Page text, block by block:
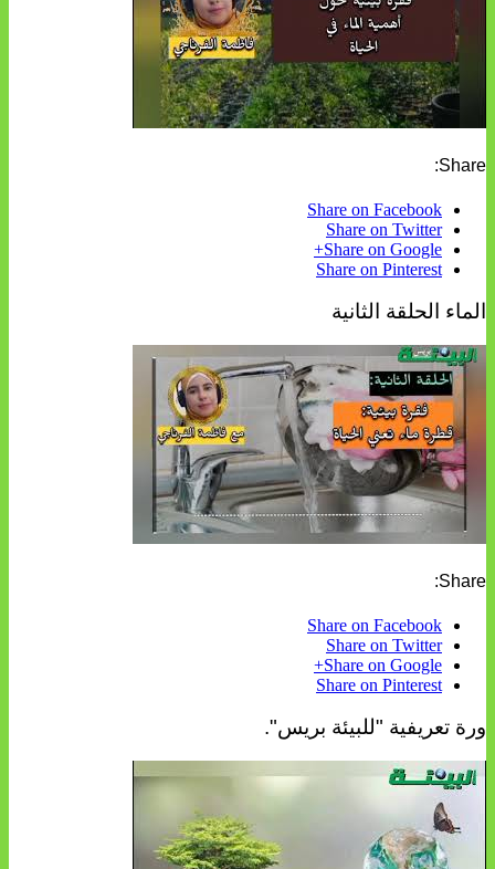
Share:
Share on Facebook
Share on Twitter
Share on Google+
Share on Pinterest
الماء الحلقة الثانية
Share:
Share on Facebook
Share on Twitter
Share on Google+
Share on Pinterest
ورة تعريفية "للبيئة بريس".